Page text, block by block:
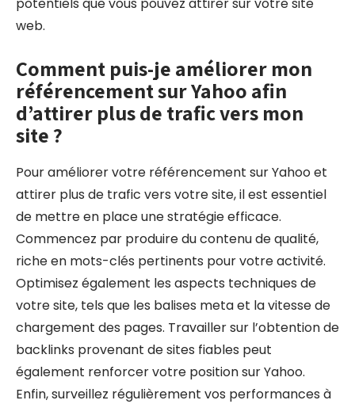
web.
Comment puis-je améliorer mon
référencement sur Yahoo afin
d’attirer plus de trafic vers mon
site ?
Pour améliorer votre référencement sur Yahoo et
attirer plus de trafic vers votre site, il est essentiel
de mettre en place une stratégie efficace.
Commencez par produire du contenu de qualité,
riche en mots-clés pertinents pour votre activité.
Optimisez également les aspects techniques de
votre site, tels que les balises meta et la vitesse de
chargement des pages. Travailler sur l’obtention de
backlinks provenant de sites fiables peut
également renforcer votre position sur Yahoo.
Enfin, surveillez régulièrement vos performances à